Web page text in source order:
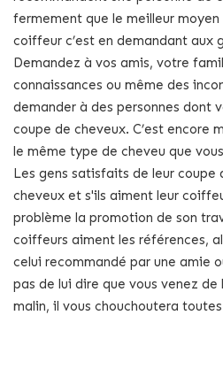
fermement que le meilleur
coiffeur c’est en demandant aux
Demandez à vos amis, votre
connaissances ou même des
demander à des personnes dont
coupe de cheveux. C’est encore
le même type de cheveu que
Les gens satisfaits de leur coupe
cheveux et s'ils aiment leur
problème la promotion de son
coiffeurs aiment les références,
celui recommandé par une amie
pas de lui dire que vous venez de
malin, il vous chouchoutera